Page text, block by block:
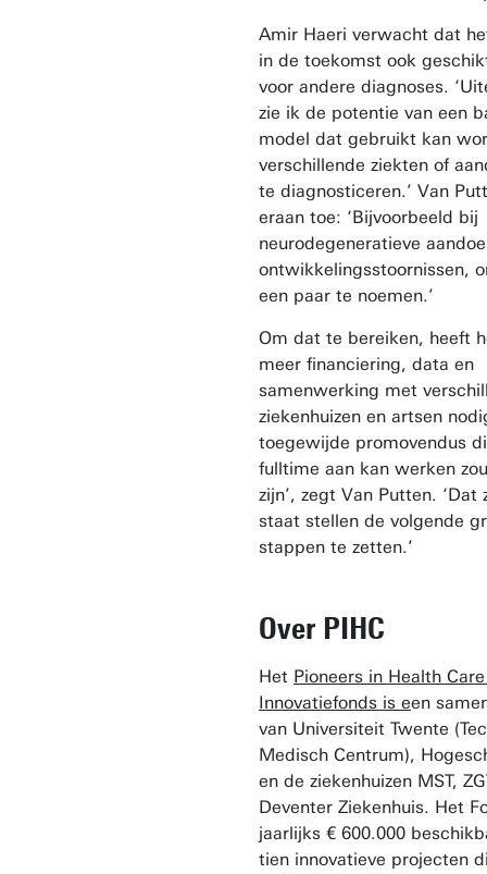
Amir Haeri verwacht dat
in de toekomst ook
voor andere diagnoses.
zie ik de potentie van een
model dat gebruikt kan
verschillende ziekten of
te diagnosticeren.’ Van
eraan toe: ‘Bijvoorbeeld bij
neurodegeneratieve
ontwikkelingsstoornissen,
een paar te noemen.’
Om dat te bereiken, heeft
meer financiering, data en
samenwerking met
ziekenhuizen en artsen
toegewijde promovendus
fulltime aan kan werken
zijn’, zegt Van Putten. ‘Dat
staat stellen de volgende
stappen te zetten.’
Over PIHC
Het Pioneers in Health
Innovatiefonds is een
van Universiteit Twente
Medisch Centrum),
en de ziekenhuizen MST,
Deventer Ziekenhuis. Het
jaarlijks € 600.000
tien innovatieve projecten